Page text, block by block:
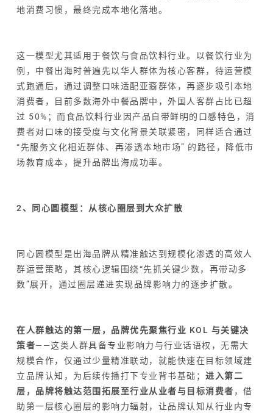
地消费习惯，最终完成本地化落地。
这一模型尤其适用于餐饮与食品饮料行业。以餐饮行业为
例，中餐出海时普遍先以华人群体为核心客群，待运营模
式跑通后，通过调整口味适配亚裔群体，再逐步吸引本地
消费者，目前多数海外中餐品牌中，外国人客群占比已超
过 50%；而食品饮料行业因产品自带鲜明的口感特色，消
费者对口味的接受度与文化背景关联紧密，同样适合通过
“先服务文化相近群体、再渗透本地市场” 的路径，降低市
场教育成本，提升品牌出海成功率。
2、同心圆模型：从核心圈层到大众扩散
同心圆模型是出海品牌从精准触达到规模化渗透的高效人
群运营策略，其核心逻辑围绕“先抓关键少数，再带动多
数”展开，通过圈层递进实现品牌影响力的逐步扩散。
在人群触达的第一层，品牌优先聚焦行业 KOL 与关键决
策者——这类人群具备专业影响力与行业话语权，无需大
规模合作，仅通过少量精准联动，就能快速在目标领域建
立品牌认知，为后续传播打下专业背书基础； 进入第二
层，品牌将触达范围拓展至行业从业者与目标消费者 ，借
助第一层核心圈层的影响力辐射，让品牌认知从行业内专